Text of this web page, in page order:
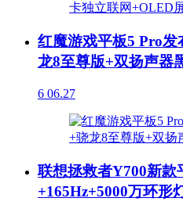
红魔游戏平板5 Pro
龙8至尊版+双扬声器
6 06.27
联想拯救者Y700新
+165Hz+5000万环形